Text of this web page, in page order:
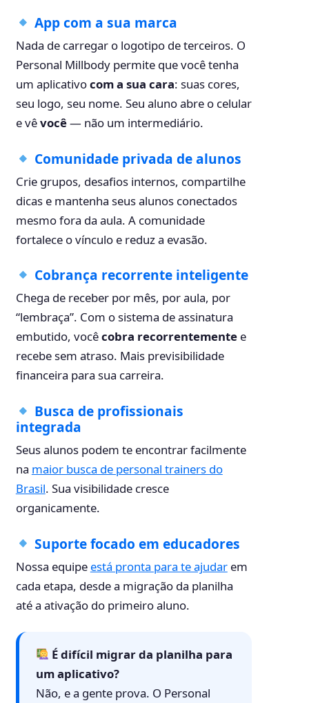
App com a sua marca
Nada de carregar o logotipo de terceiros. O
Personal Millbody permite que você tenha
um aplicativocom a sua cara: suas cores,
seu logo, seu nome. Seu aluno abre o celular
e vêvocê— não um intermediário.
Comunidade privada de alunos
Crie grupos, desafios internos, compartilhe
dicas e mantenha seus alunos conectados
mesmo fora da aula. A comunidade
fortalece o vínculo e reduz a evasão.
Cobrança recorrente inteligente
Chega de receber por mês, por aula, por
“lembraça”. Com o sistema de assinatura
embutido, vocêcobra recorrentementee
recebe sem atraso. Mais previsibilidade
financeira para sua carreira.
Busca de profissionais
integrada
Seus alunos podem te encontrar facilmente
na maior busca de personal trainers do
Brasil. Sua visibilidade cresce
organicamente.
Suporte focado em educadores
Nossa equipe está pronta para te ajudarem
cada etapa, desde a migração da planilha
até a ativação do primeiro aluno.
É difícil migrar da planilha para
um aplicativo?
Não, e a gente prova. O Personal